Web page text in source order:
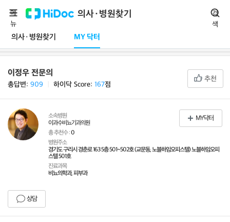
의사·병원찾기
의사·병원찾기 MY 닥터
메
뉴
검
색
이정우 전문의
총답변: 909 하이닥 Score: 167점
추천
소속병원
이과수비뇨기과의원
총 추천수 :0
병원주소
경기도 구리시 경춘로 163 5층 501~502호 (교문동, 노블하임오피스텔) 노블하임오피
스텔 501호
진료과목
비뇨의학과, 피부과
상담
MY닥터